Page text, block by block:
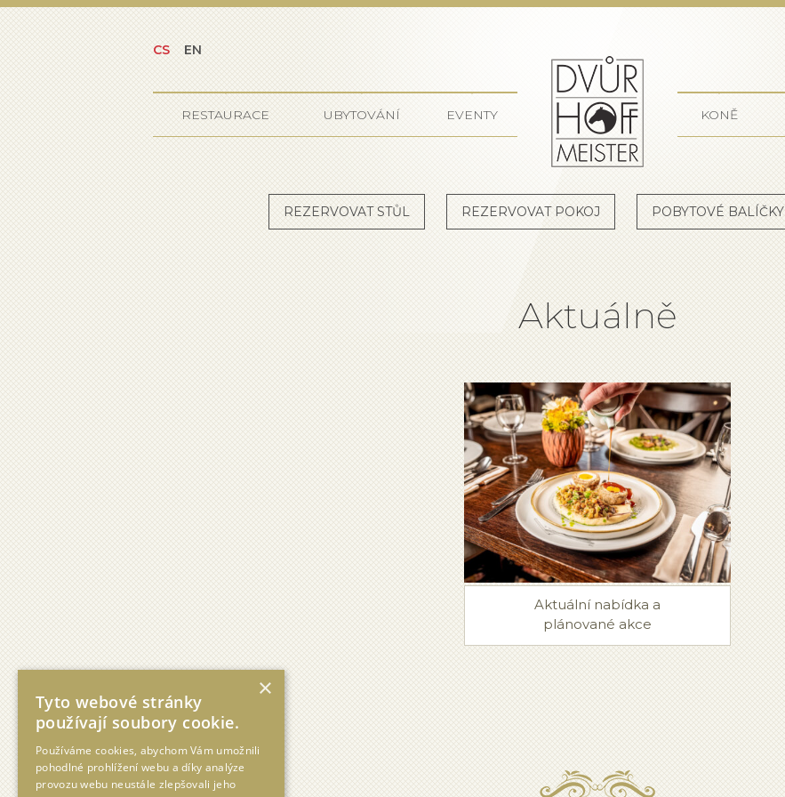
CS EN
RESTAURACE UBYTOVÁNÍ EVENTY KONĚ
REZERVOVAT STŮL REZERVOVAT POKOJ POBYTOVÉ BALÍČKY
Aktuálně
Aktuální nabídka a
plánované akce
×
Tyto webové stránky
používají soubory cookie.
Používáme cookies, abychom Vám umožnili
pohodlné prohlížení webu a díky analýze
provozu webu neustále zlepšovali jeho